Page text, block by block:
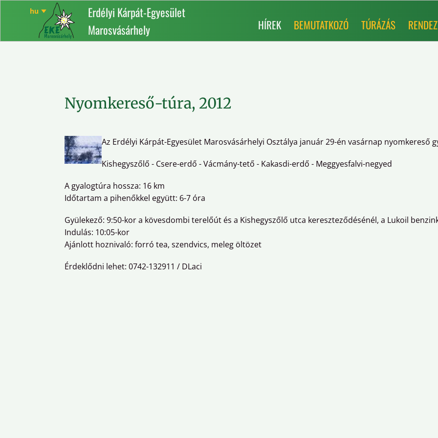
Erdélyi Kárpát-Egyesület
Marosvásárhely
HÍREK BEMUTATKOZÓ TÚRÁZÁS
Nyomkereső-túra, 2012
Az Erdélyi Kárpát-Egyesület Marosvásárhelyi Osztálya január 29-én vasárnap nyomkereső
Kishegyszőlő - Csere-erdő - Vácmány-tető - Kakasdi-erdő - Meggyesfalvi-negyed
A gyalogtúra hossza: 16 km
Időtartam a pihenőkkel együtt: 6-7 óra
Gyülekező: 9:50-kor a kövesdombi terelőút és a Kishegyszőlő utca kereszteződésénél, a Lukoil
Indulás: 10:05-kor
Ajánlott hoznivaló: forró tea, szendvics, meleg öltözet
Érdeklődni lehet: 0742-132911 / DLaci